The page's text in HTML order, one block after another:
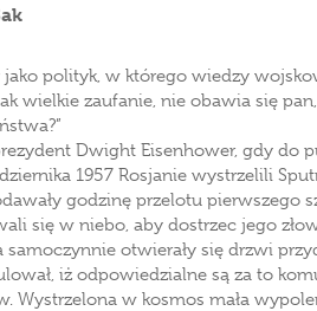
jako polityk, w którego wiedzy
wielkie zaufanie, nie obawia się
Dwight Eisenhower, gdy do
1957 Rosjanie wystrzelili
godzinę przelotu pierwszego
się w niebo, aby dostrzec jego
otwierały się drzwi
iż odpowiedzialne są za to
Wystrzelona w kosmos mała